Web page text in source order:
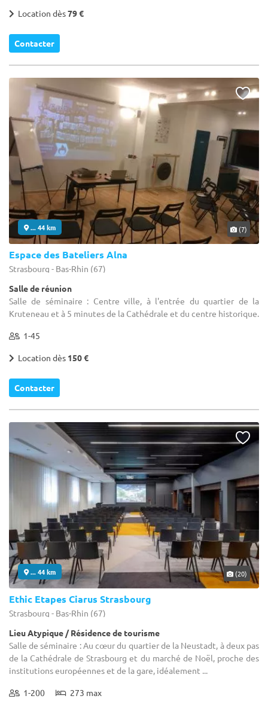
Location dès79 €
Contacter
... 44 km (7)
Espace des Bateliers Alna
Strasbourg - Bas-Rhin (67)
Salle de réunion
Salle de séminaire : Centre ville, à l'entrée du quartier de la
Kruteneau et à 5 minutes de la Cathédrale et du centre historique.
1-45
Location dès 150 €
Contacter
... 44 km (20)
Ethic Etapes Ciarus Strasbourg
Strasbourg - Bas-Rhin (67)
Lieu Atypique / Résidence de tourisme
Salle de séminaire : Au cœur du quartier de la Neustadt, à deux pas
de la Cathédrale de Strasbourg et du marché de Noël, proche des
institutions européennes et de la gare, idéalement ...
1-200 273 max